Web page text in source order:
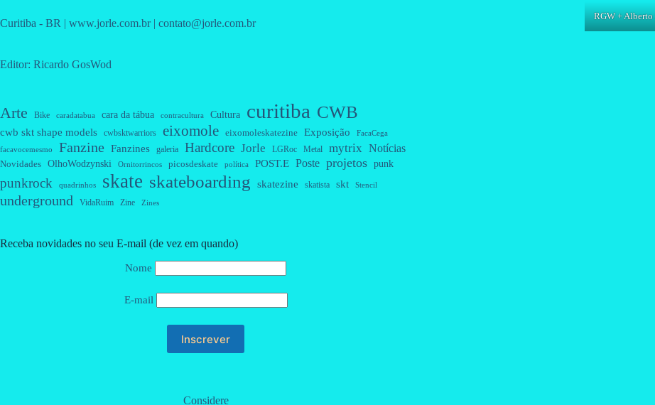
Curitiba - BR | www.jorle.com.br | contato@jorle.com.br
Editor: Ricardo GosWod
Arte Bike caradatabua cara da tábua contracultura Cultura curitiba CWB
cwb skt shape models cwbsktwarriors eixomole eixomoleskatezine Exposição FacaCega
facavocemesmo Fanzine Fanzines galeria Hardcore Jorle LGRoc Metal mytrix Notícias
Novidades OlhoWodzynski Ornitorrincos picosdeskate política POST.E Poste projetos punk
punkrock quadrinhos skate skateboarding skatezine skatista skt Stencil
underground VidaRuim Zine Zines
Receba novidades no seu E-mail (de vez em quando)
Nome
E-mail
Considere
RGW +